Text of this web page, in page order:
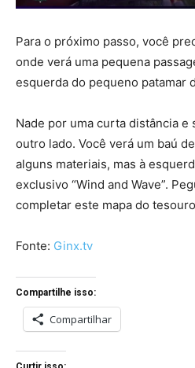
Para o próximo passo, você
onde verá uma pequena
esquerda do pequeno patamar
Nade por uma curta distância e
outro lado. Você verá um baú
alguns materiais, mas à
exclusivo “Wind and Wave”.
completar este mapa do
Fonte: Ginx.tv
Compartilhe isso:
Compartilhar